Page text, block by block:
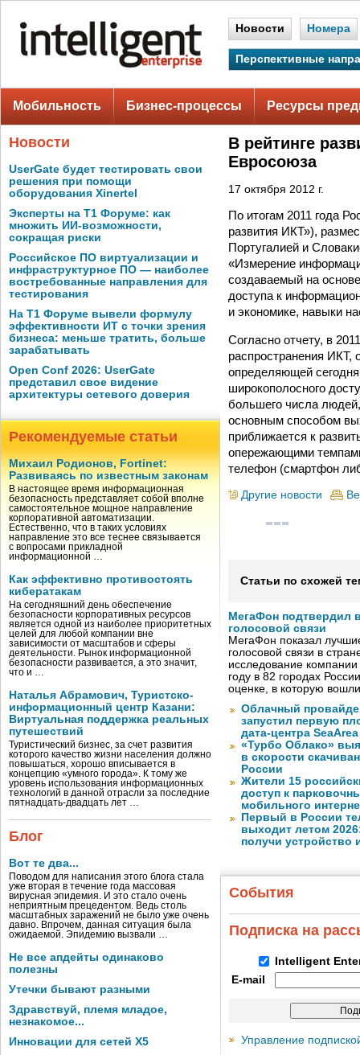
Новости Номера
Перспективные
Мобильность Бизнес-процессы Ресурсы
Новости
UserGate будет тестировать свои
решения при помощи
оборудования Xinertel
Эксперты на Т1 Форуме: как
множить ИИ-возможности,
сокращая риски
Российское ПО виртуализации и
инфраструктурное ПО — наиболее
востребованные направления для
тестирования
На Т1 Форуме вывели формулу
эффективности ИТ с точки зрения
бизнеса: меньше тратить, больше
зарабатывать
Open Conf 2026: UserGate
представил свое видение
архитектуры сетевого доверия
Рекомендуемые статьи
Михаил Родионов, Fortinet:
Развиваясь по известным законам
В настоящее время информационная
безопасность представляет собой вполне
самостоятельное мощное направление
корпоративной автоматизации.
Естественно, что в таких условиях
направление это все теснее связывается
с вопросами прикладной
информационной …
Как эффективно противостоять
кибератакам
На сегодняшний день обеспечение
безопасности корпоративных ресурсов
является одной из наиболее приоритетных
целей для любой компании вне
зависимости от масштабов и сферы
деятельности. Рынок информационной
безопасности развивается, а это значит,
что и …
Наталья Абрамович, Туристско-
информационный центр Казани:
Виртуальная поддержка реальных
путешествий
Туристический бизнес, за счет развития
которого качество жизни населения должно
повышаться, хорошо вписывается в
концепцию «умного города». К тому же
уровень использования информационных
технологий в данной отрасли за последние
пятнадцать-двадцать лет …
Блог
Вот те два...
Поводом для написания этого блога стала
уже вторая в течение года массовая
вирусная эпидемия. И это стало очень
неприятным прецедентом. Ведь столь
масштабных заражений не было уже очень
давно. Впрочем, данная ситуация была
ожидаемой. Эпидемию вызвали …
Не все апдейты одинаково
полезны
Утечки бывают разными
Здравствуй, племя младое,
незнакомое...
Инновации для сетей X5
В рейтинге
Евросоюза
17 октября 2012 г.
По итогам 2011 года
развития ИКТ»),
Португалией и
«Измерение
создаваемый на
доступа к
и экономике, навыки
Согласно отчету, в
распространения ИКТ,
определяющей
широкополосного
большего числа
основным способом
приближается к
опережающими
телефон (смартфон
Другие новости
Статьи по схожей
МегаФон подтвердил
голосовой связи
МегаФон показал
голосовой связи в
исследование
году в 82 городах
оценке, в которую
Облачный
запустил первую
дата-центра
«Турбо Облако»
в скорости
России
Жители 15
доступ к
мобильного
Первый в России
выходит летом
получи устройство
События
Подписка на
Intelligent
E-mail
Управление